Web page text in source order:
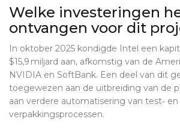
Welke investeringen
ontvangen voor dit
In oktober 2025 kondigde Intel een
$15,9 miljard aan, afkomstig van de
NVIDIA en SoftBank. Een deel van dit
toegewezen aan de uitbreiding van de
aan verdere automatisering van test‑ en
verpakkingsprocessen.